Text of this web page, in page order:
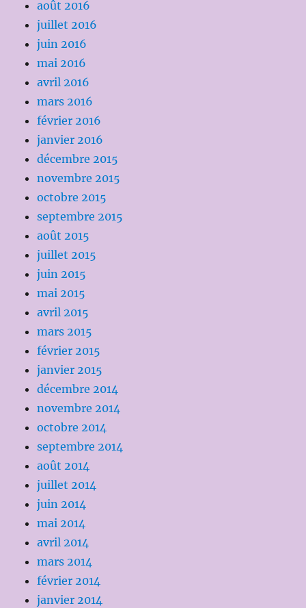
août 2016
juillet 2016
juin 2016
mai 2016
avril 2016
mars 2016
février 2016
janvier 2016
décembre 2015
novembre 2015
octobre 2015
septembre 2015
août 2015
juillet 2015
juin 2015
mai 2015
avril 2015
mars 2015
février 2015
janvier 2015
décembre 2014
novembre 2014
octobre 2014
septembre 2014
août 2014
juillet 2014
juin 2014
mai 2014
avril 2014
mars 2014
février 2014
janvier 2014